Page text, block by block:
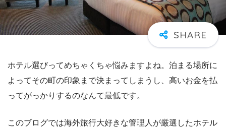
ホテル選びってめちゃくちゃ悩みますよね。泊まる場所に
よってその町の印象まで決まってしまうし、高いお金を払
ってがっかりするのなんて最低です。
このブログでは海外旅行大好きな管理人が厳選したホテル